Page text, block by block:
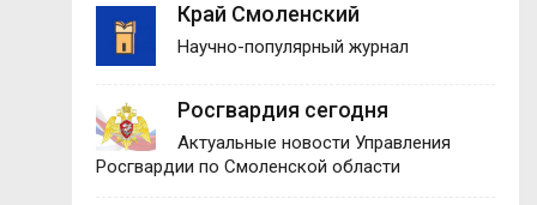
Край Смоленский
Научно-популярный журнал
Росгвардия сегодня
Актуальные новости Управления
Росгвардии по Смоленской области